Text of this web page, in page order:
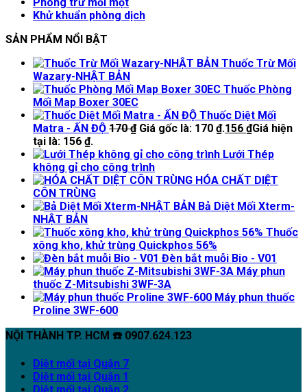
Khử khuẩn phòng dịch
SẢN PHẨM NỔI BẬT
Thuốc Trừ Mối
Wazary-NHẬT BẢN
Thuốc Phòng
Mối Map Boxer 30EC
Thuốc Diệt Mối
Matra - ẤN ĐỘ 170₫ Giá gốc là: 170 ₫.156 ₫Giá hiện
tại là: 156 ₫.
Lưới Thép
không gỉ cho công trình
HÓA CHẤT DIỆT
CÔN TRÙNG
Bả Diệt Mối Xterm-
NHẬT BẢN
Thuốc
xông kho, khử trùng Quickphos 56%
Đèn bắt muỗi Bio - V01
Máy phun
thuốc Z-Mitsubishi 3WF-3A
Máy phun thuốc
Proline 3WF-600
NỘI THÀNH TP. HCM ☎️ 0907.624.123
Diệt mối tại Quận 7
Diệt mối tại Quận 1